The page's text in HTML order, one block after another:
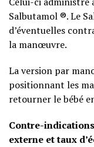
Salbutamol ®. Le
d’éventuelles
la manœuvre.
La version par
positionnant les
retourner le bébé
Contre-
externe et taux